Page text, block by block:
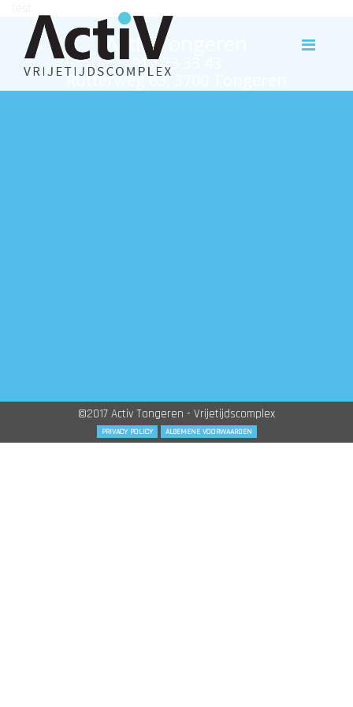
Activ Tongeren
012 23 33 43
Rutterweg 63, 3700 Tongeren
©2017 Activ Tongeren - Vrijetijdscomplex
PRIVACY POLICY ALGEMENE VOORWAARDEN